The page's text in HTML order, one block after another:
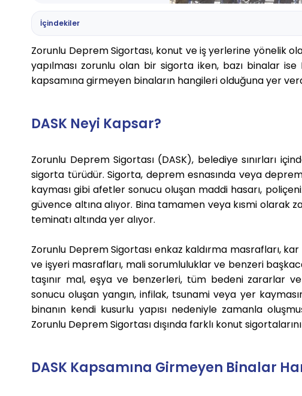
İçindekiler
Zorunlu Deprem Sigortası, konut ve iş yerlerine yönelik
yapılması zorunlu olan bir sigorta iken, bazı binalar ise
kapsamına girmeyen binaların hangileri olduğuna yer
DASK Neyi Kapsar?
Zorunlu Deprem Sigortası (DASK), belediye sınırları
sigorta türüdür. Sigorta, deprem esnasında veya
kayması gibi afetler sonucu oluşan maddi hasarı,
güvence altına alıyor. Bina tamamen veya kısmi olarak
teminatı altında yer alıyor.
Zorunlu Deprem Sigortası enkaz kaldırma masrafları,
ve işyeri masrafları, mali sorumluluklar ve benzeri
taşınır mal, eşya ve benzerleri, tüm bedeni zararlar
sonucu oluşan yangın, infilak, tsunami veya yer
binanın kendi kusurlu yapısı nedeniyle zamanla
Zorunlu Deprem Sigortası dışında farklı konut
DASK Kapsamına Girmeyen Binalar